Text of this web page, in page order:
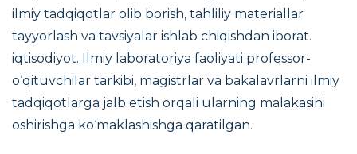
ilmiy tadqiqotlar olib borish, tahliliy materiallar
tayyorlash va tavsiyalar ishlab chiqishdan iborat.
iqtisodiyot. Ilmiy laboratoriya faoliyati professor-
o‘qituvchilar tarkibi, magistrlar va bakalavrlarni ilmiy
tadqiqotlarga jalb etish orqali ularning malakasini
oshirishga ko‘maklashishga qaratilgan.